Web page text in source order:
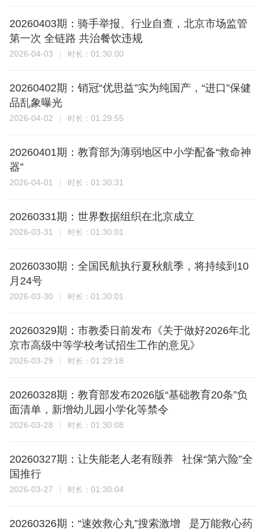
20260403期：骑手举报、行业自查，北京市场监管
第一次 全链路 共治餐饮违规
2026-04-03 时长： 01:30:00
20260402期：销冠“优思益”实为纯国产，“进口”保健
品乱象曝光
2026-04-02 时长： 01:29:55
20260401期：教育部为薄弱地区中小学配备“救命神
器”
2026-04-01 时长： 01:30:31
20260331期：世界数据组织在北京成立
2026-03-31 时长： 01:30:01
20260330期：全国民航执行夏秋航季，将持续到10
月24号
2026-03-30 时长： 01:30:01
20260329期：市教委日前发布《关于做好2026年北
京市高级中等学校考试招生工作的意见》
2026-03-29 时长： 01:29:18
20260328期：教育部发布2026版“基础教育20条”负
面清单，新增幼儿园小学化等禁令
2026-03-28 时长： 01:30:08
20260327期：让失能老人老有颐养 社保“第六险”全
国推行
2026-03-27 时长： 01:30:04
20260326期：“速效救心丸”搜索激增 是万能救心药